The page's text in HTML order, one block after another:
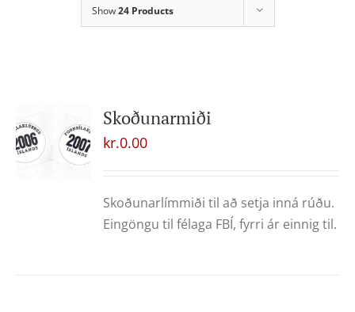
Show24 Products
Skoðunarmiði
kr.0.00
Skoðunarlímmiði til að setja inná rúðu.
Eingöngu til félaga FBÍ, fyrri ár einnig til.